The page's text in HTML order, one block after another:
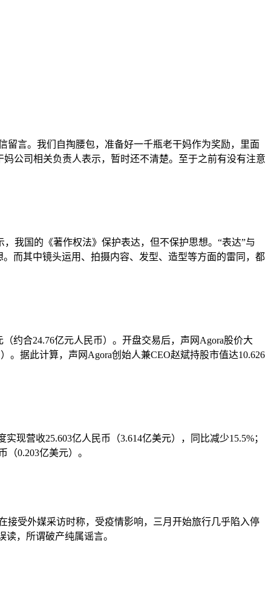
言。我们自掏腰包，准备好一千瓶老干妈作为奖励，里面
公司相关负责人表示，暂时还不清楚。至于之前有没有注意
我国的《著作权法》保护表达，但不保护思想。“表达”与
而其中镜头运用、拍摄内容、发型、造型等方面的雷同，都
约合24.76亿元人民币）。开盘交易后，声网Agora股价大
。据此计算，声网Agora创始人兼CEO赵斌持股市值达10.626
现营收25.603亿人民币（3.614亿美元），同比减少15.5%；
0.203亿美元）。
接受外媒采访时称，受疫情影响，三月开始旅行几乎陷入停
，所谓破产纯属谣言。